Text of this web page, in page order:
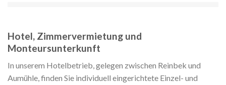
Hotel, Zimmervermietung und
Monteursunterkunft
In unserem Hotelbetrieb, gelegen zwischen Reinbek und
Aumühle, finden Sie individuell eingerichtete Einzel- und